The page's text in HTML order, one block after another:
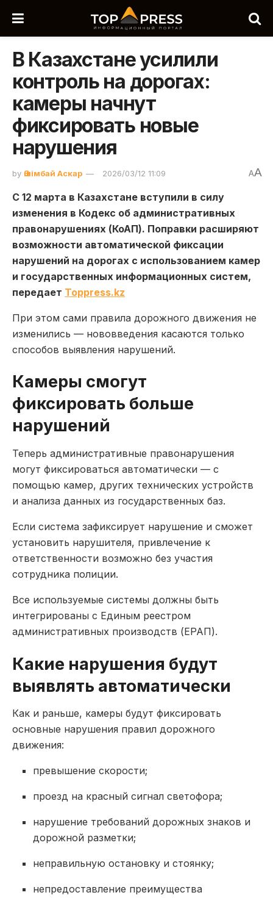
В Казахстане усилили
контроль на дорогах:
камеры начнут
фиксировать новые
нарушения
by Әшімбай Аскар 2026/03/12 11:09 AA
С 12 марта в Казахстане вступили в силу
изменения в Кодекс об административных
правонарушениях (КоАП). Поправки расширяют
возможности автоматической фиксации
нарушений на дорогах с использованием камер
и государственных информационных систем,
передает Toppress.kz
При этом сами правила дорожного движения не
изменились — нововведения касаются только
способов выявления нарушений.
Камеры смогут
фиксировать больше
нарушений
Теперь административные правонарушения
могут фиксироваться автоматически — с
помощью камер, других технических устройств
и анализа данных из государственных баз.
Если система зафиксирует нарушение и сможет
установить нарушителя, привлечение к
ответственности возможно без участия
сотрудника полиции.
Все используемые системы должны быть
интегрированы с Единым реестром
административных производств (ЕРАП).
Какие нарушения будут
выявлять автоматически
Как и раньше, камеры будут фиксировать
основные нарушения правил дорожного
движения:
превышение скорости;
проезд на красный сигнал светофора;
нарушение требований дорожных знаков и
дорожной разметки;
неправильную остановку и стоянку;
непредоставление преимущества